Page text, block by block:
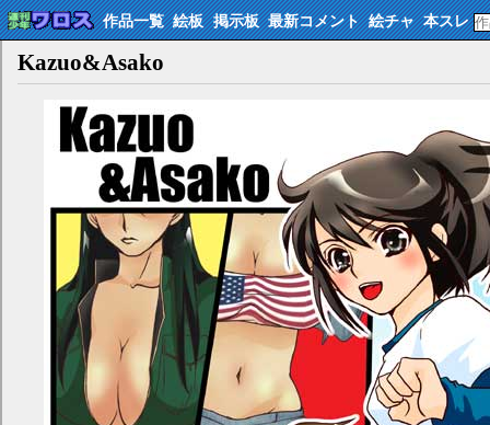
作品一覧 絵板 掲示板 最新コメント 絵チャ 本スレ
Kazuo&Asako